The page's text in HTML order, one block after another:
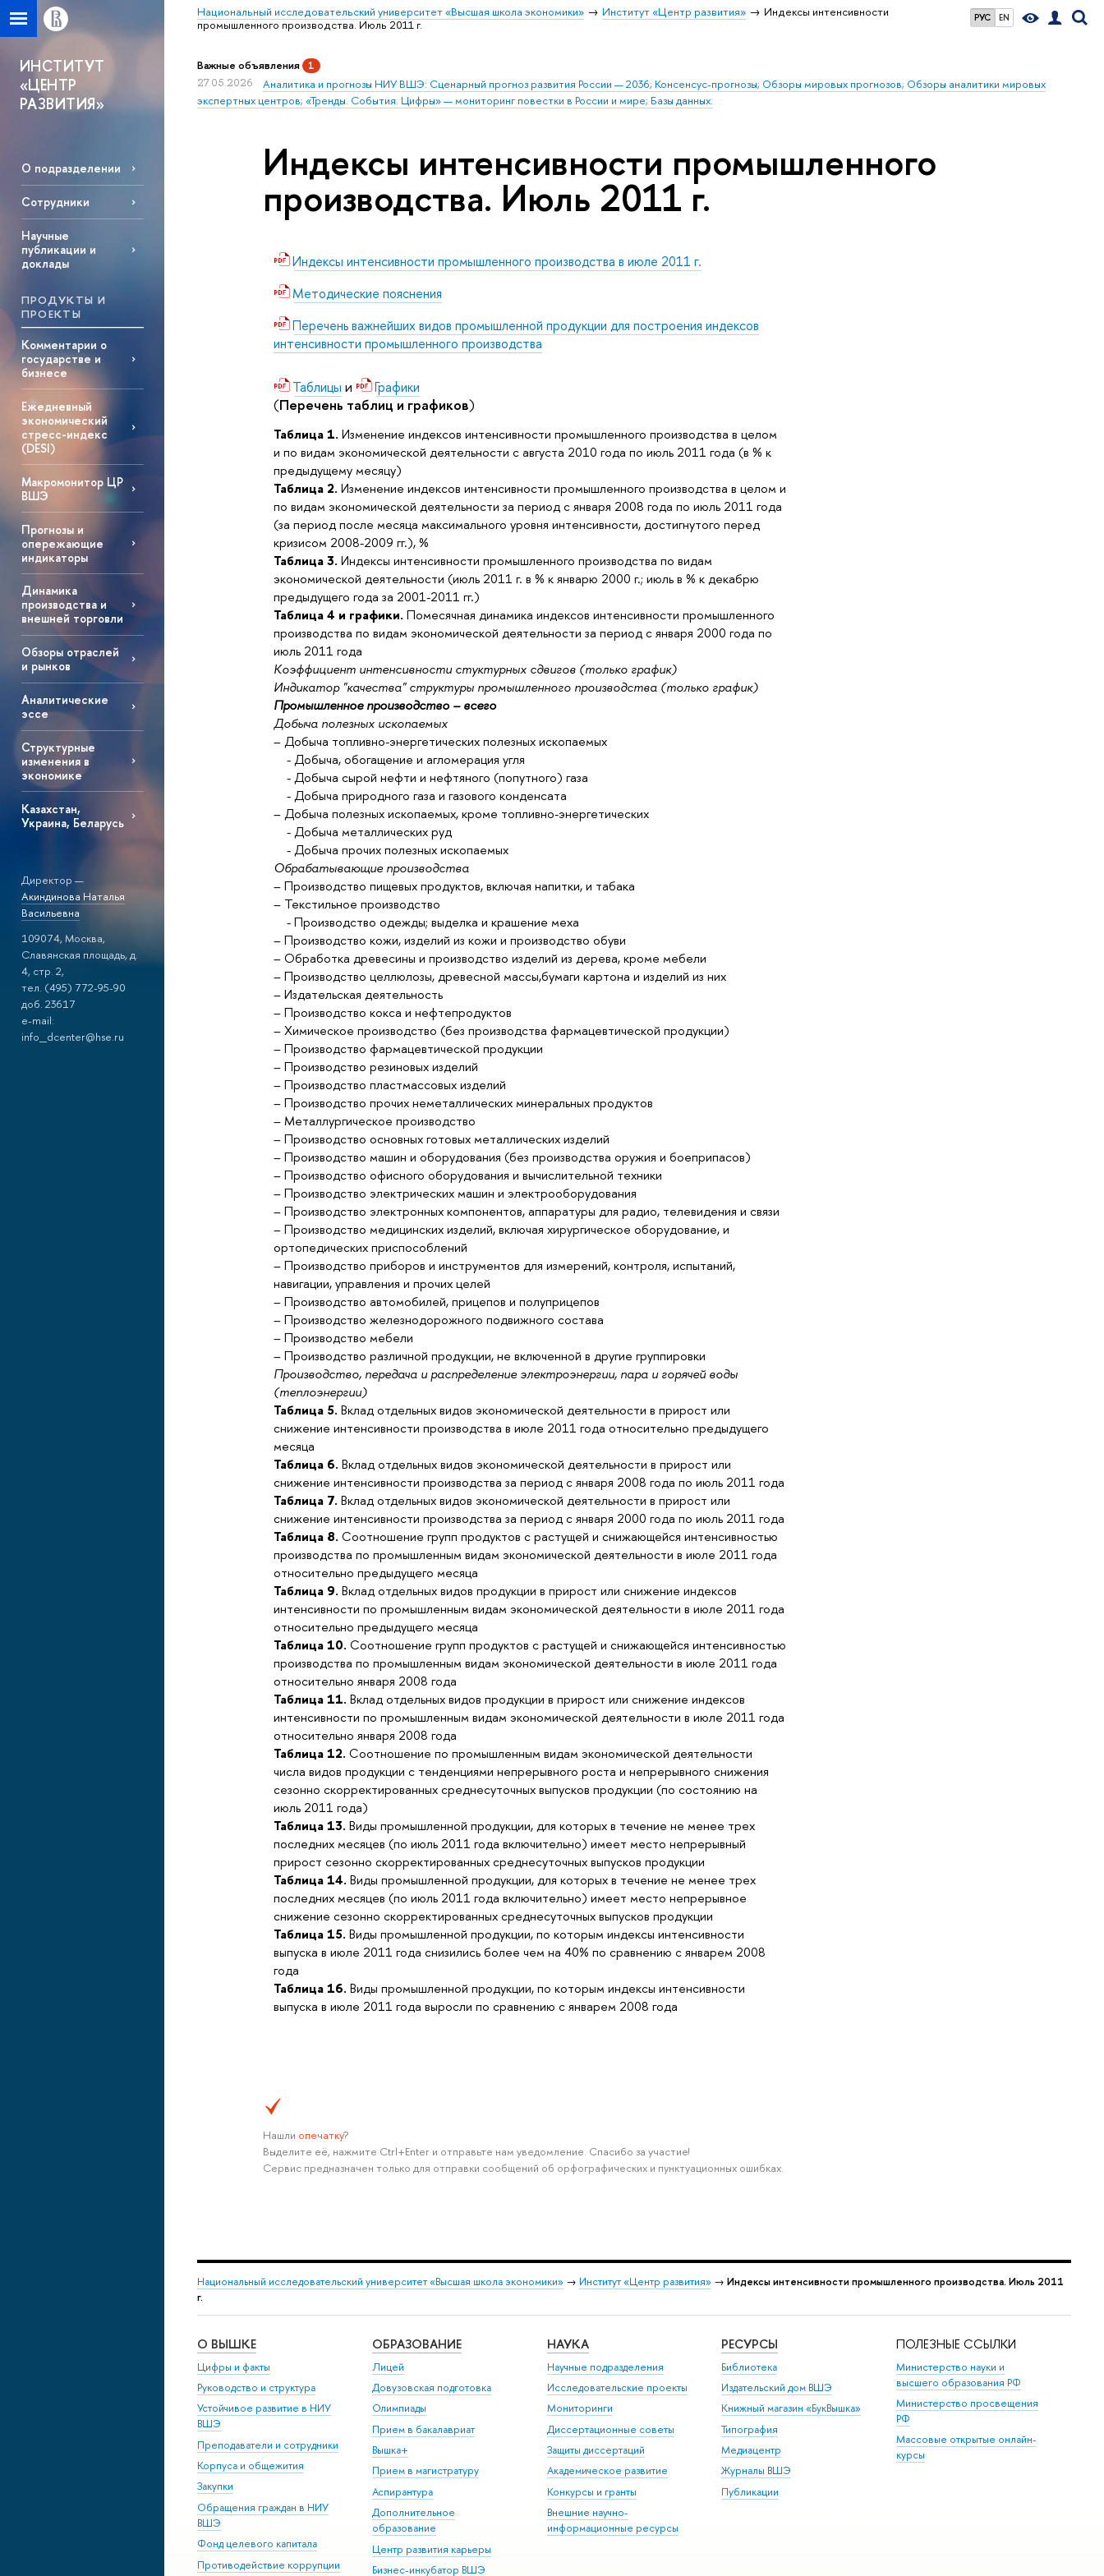
РУС EN
Национальный исследовательский университет «Высшая школа экономики» Институт «Центр развития»
Индексы интенсивности
промышленного производства. Июль 2011 г.
ИНСТИТУТ
«ЦЕНТР
РАЗВИТИЯ»
О подразделении
Сотрудники
Научные
публикации и
доклады
ПРОДУКТЫ И
ПРОЕКТЫ
Комментарии о
государстве и
бизнесе
Ежедневный
экономический
стресс-индекс
(DESI)
Макромонитор ЦР
ВШЭ
Прогнозы и
опережающие
индикаторы
Динамика
производства и
внешней торговли
Обзоры отраслей
и рынков
Аналитические
эссе
Структурные
изменения в
экономике
Казахстан,
Украина, Беларусь
Директор —
Акиндинова Наталья
Васильевна
109074, Москва,
Славянская площадь, д.
4, стр. 2,
тел. (495) 772-95-90
доб. 23617
e-mail:
info_dcenter@hse.ru
Важные объявления 1
27.05.2026
Аналитика и прогнозы НИУ ВШЭ: Сценарный прогноз развития России — 2036; Консенсус-прогнозы; Обзоры мировых прогнозов; Обзоры аналитики мировых
экспертных центров; «Тренды. События. Цифры» — мониторинг повестки в России и мире; Базы данных.
Индексы интенсивности промышленного
производства. Июль 2011 г.
Индексы интенсивности промышленного производства в июле 2011 г.
Методические пояснения
Перечень важнейших видов промышленной продукции для построения индексов
интенсивности промышленного производства
Таблицы и Графики
(Перечень таблиц и графиков)
Таблица 1. Изменение индексов интенсивности промышленного производства в целом
и по видам экономической деятельности с августа 2010 года по июль 2011 года (в % к
предыдущему месяцу)
Таблица 2. Изменение индексов интенсивности промышленного производства в целом и
по видам экономической деятельности за период с января 2008 года по июль 2011 года
(за период после месяца максимального уровня интенсивности, достигнутого перед
кризисом 2008-2009 гг.), %
Таблица 3. Индексы интенсивности промышленного производства по видам
экономической деятельности (июль 2011 г. в % к январю 2000 г.; июль в % к декабрю
предыдущего года за 2001-2011 гг.)
Таблица 4 и графики. Помесячная динамика индексов интенсивности промышленного
производства по видам экономической деятельности за период с января 2000 года по
июль 2011 года
Коэффициент интенсивности стуктурных сдвигов (только график)
Индикатор "качества" структуры промышленного производства (только график)
Промышленное производство – всего
Добыча полезных ископаемых
– Добыча топливно-энергетических полезных ископаемых
- Добыча, обогащение и агломерация угля
- Добыча сырой нефти и нефтяного (попутного) газа
- Добыча природного газа и газового конденсата
– Добыча полезных ископаемых, кроме топливно-энергетических
- Добыча металлических руд
- Добыча прочих полезных ископаемых
Обрабатывающие производства
– Производство пищевых продуктов, включая напитки, и табака
– Текстильное производство
- Производство одежды; выделка и крашение меха
– Производство кожи, изделий из кожи и производство обуви
– Обработка древесины и производство изделий из дерева, кроме мебели
– Производство целлюлозы, древесной массы,бумаги картона и изделий из них
– Издательская деятельность
– Производство кокса и нефтепродуктов
– Химическое производство (без производства фармацевтической продукции)
– Производство фармацевтической продукции
– Производство резиновых изделий
– Производство пластмассовых изделий
– Производство прочих неметаллических минеральных продуктов
– Металлургическое производство
– Производство основных готовых металлических изделий
– Производство машин и оборудования (без производства оружия и боеприпасов)
– Производство офисного оборудования и вычислительной техники
– Производство электрических машин и электрооборудования
– Производство электронных компонентов, аппаратуры для радио, телевидения и связи
– Производство медицинских изделий, включая хирургическое оборудование, и
ортопедических приспособлений
– Производство приборов и инструментов для измерений, контроля, испытаний,
навигации, управления и прочих целей
– Производство автомобилей, прицепов и полуприцепов
– Производство железнодорожного подвижного состава
– Производство мебели
– Производство различной продукции, не включенной в другие группировки
Производство, передача и распределение электроэнергии, пара и горячей воды
(теплоэнергии)
Таблица 5. Вклад отдельных видов экономической деятельности в прирост или
снижение интенсивности производства в июле 2011 года относительно предыдущего
месяца
Таблица 6. Вклад отдельных видов экономической деятельности в прирост или
снижение интенсивности производства за период с января 2008 года по июль 2011 года
Таблица 7. Вклад отдельных видов экономической деятельности в прирост или
снижение интенсивности производства за период с января 2000 года по июль 2011 года
Таблица 8. Соотношение групп продуктов с растущей и снижающейся интенсивностью
производства по промышленным видам экономической деятельности в июле 2011 года
относительно предыдущего месяца
Таблица 9. Вклад отдельных видов продукции в прирост или снижение индексов
интенсивности по промышленным видам экономической деятельности в июле 2011 года
относительно предыдущего месяца
Таблица 10. Соотношение групп продуктов с растущей и снижающейся интенсивностью
производства по промышленным видам экономической деятельности в июле 2011 года
относительно января 2008 года
Таблица 11. Вклад отдельных видов продукции в прирост или снижение индексов
интенсивности по промышленным видам экономической деятельности в июле 2011 года
относительно января 2008 года
Таблица 12. Соотношение по промышленным видам экономической деятельности
числа видов продукции с тенденциями непрерывного роста и непрерывного снижения
сезонно скорректированных среднесуточных выпусков продукции (по состоянию на
июль 2011 года)
Таблица 13. Виды промышленной продукции, для которых в течение не менее трех
последних месяцев (по июль 2011 года включительно) имеет место непрерывный
прирост сезонно скорректированных среднесуточных выпусков продукции
Таблица 14. Виды промышленной продукции, для которых в течение не менее трех
последних месяцев (по июль 2011 года включительно) имеет место непрерывное
снижение сезонно скорректированных среднесуточных выпусков продукции
Таблица 15. Виды промышленной продукции, по которым индексы интенсивности
выпуска в июле 2011 года снизились более чем на 40% по сравнению с январем 2008
года
Таблица 16. Виды промышленной продукции, по которым индексы интенсивности
выпуска в июле 2011 года выросли по сравнению с январем 2008 года
Нашли опечатку?
Выделите её, нажмите Ctrl+Enter и отправьте нам уведомление. Спасибо за участие!
Сервис предназначен только для отправки сообщений об орфографических и пунктуационных ошибках.
Национальный исследовательский университет «Высшая школа экономики» → Институт «Центр развития» → Индексы интенсивности промышленного производства. Июль 2011
г.
О ВЫШКЕ
Цифры и факты
Руководство и структура
Устойчивое развитие в НИУ
ВШЭ
Преподаватели и сотрудники
Корпуса и общежития
Закупки
Обращения граждан в НИУ
ВШЭ
Фонд целевого капитала
Противодействие коррупции
ОБРАЗОВАНИЕ
Лицей
Довузовская подготовка
Олимпиады
Прием в бакалавриат
Вышка+
Прием в магистратуру
Аспирантура
Дополнительное
образование
Центр развития карьеры
Бизнес-инкубатор ВШЭ
НАУКА
Научные подразделения
Исследовательские проекты
Мониторинги
Диссертационные советы
Защиты диссертаций
Академическое развитие
Конкурсы и гранты
Внешние научно-
информационные ресурсы
РЕСУРСЫ
Библиотека
Издательский дом ВШЭ
Книжный магазин «БукВышка»
Типография
Медиацентр
Журналы ВШЭ
Публикации
ПОЛЕЗНЫЕ ССЫЛКИ
Министерство науки и
высшего образования РФ
Министерство просвещения
РФ
Массовые открытые онлайн-
курсы